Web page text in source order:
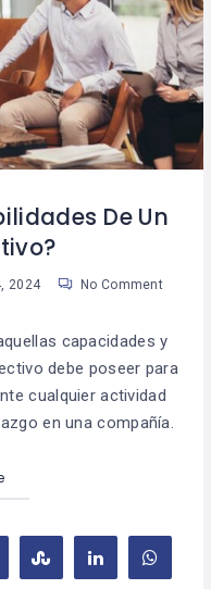
De Un
2024 No Comment
capacidades y
debe poseer para
cualquier actividad
en una compañía.